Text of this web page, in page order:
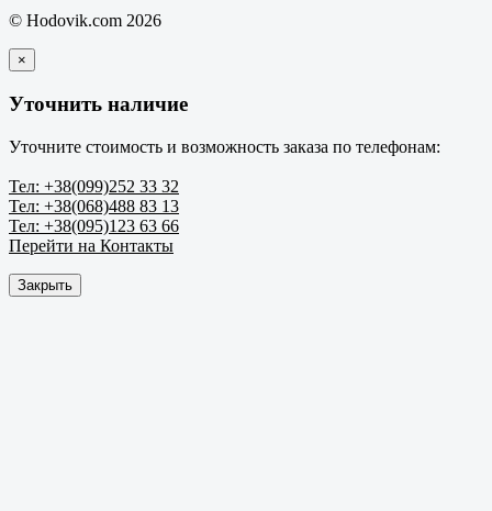
© Hodovik.com 2026
×
Уточнить наличие
Уточните стоимость и возможность заказа по телефонам:
Тел: +38(099)252 33 32
Тел: +38(068)488 83 13
Тел: +38(095)123 63 66
Перейти на Контакты
Закрыть